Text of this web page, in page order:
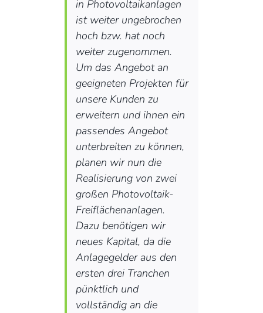
in Photovoltaikanlagen
ist weiter ungebrochen
hoch bzw. hat noch
weiter zugenommen.
Um das Angebot an
geeigneten Projekten für
unsere Kunden zu
erweitern und ihnen ein
passendes Angebot
unterbreiten zu können,
planen wir nun die
Realisierung von zwei
großen Photovoltaik-
Freiflächenanlagen.
Dazu benötigen wir
neues Kapital, da die
Anlagegelder aus den
ersten drei Tranchen
pünktlich und
vollständig an die